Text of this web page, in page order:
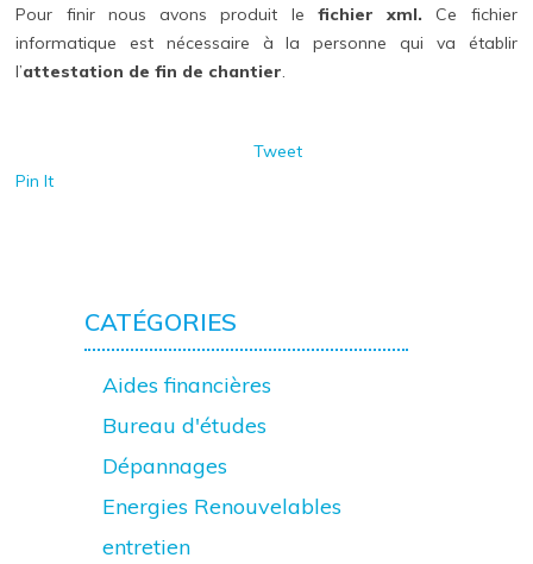
Pour finir nous avons produit le fichier xml. Ce fichier
informatique est nécessaire à la personne qui va établir
l’attestation de fin de chantier.
Tweet
Pin It
CATÉGORIES
Aides financières
Bureau d'études
Dépannages
Energies Renouvelables
entretien